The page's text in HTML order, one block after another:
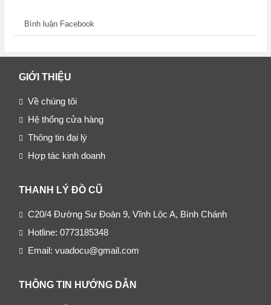
Bình luận Facebook
GIỚI THIỆU
Về chúng tôi
Hệ thống cửa hàng
Thông tin đại lý
Hợp tác kinh doanh
THANH LÝ ĐỒ CŨ
C20/4 Đường Sư Đoàn 9, Vĩnh Lộc A, Bình Chánh
Hotline: 0773185348
Email: vuadocu@gmail.com
THÔNG TIN HƯỚNG DẪN